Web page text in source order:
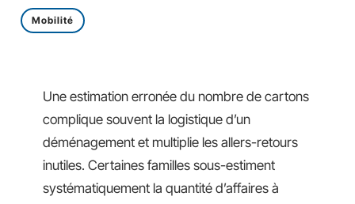
Mobilité
Une estimation erronée du nombre de cartons
complique souvent la logistique d’un
déménagement et multiplie les allers-retours
inutiles. Certaines familles sous-estiment
systématiquement la quantité d’affaires à